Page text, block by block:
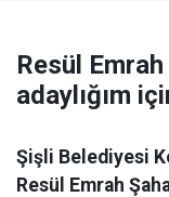
Resül
adaylığım
Şişli Belediyesi
Resül Emrah